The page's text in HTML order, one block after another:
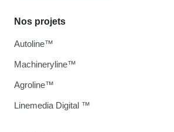
Nos projets
Autoline™
Machineryline™
Agroline™
Linemedia Digital ™